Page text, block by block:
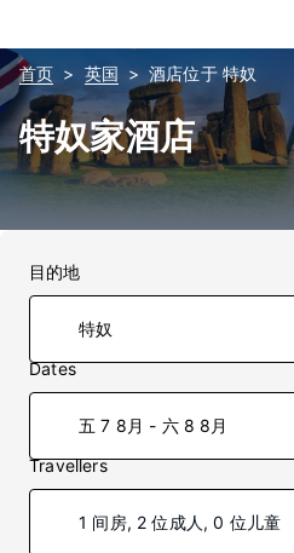
首页 英国 酒店位于 特奴
特奴家酒店
目的地
Dates
五 7 8月 - 六 8 8月
Travellers
1 间房, 2 位成人, 0 位儿童